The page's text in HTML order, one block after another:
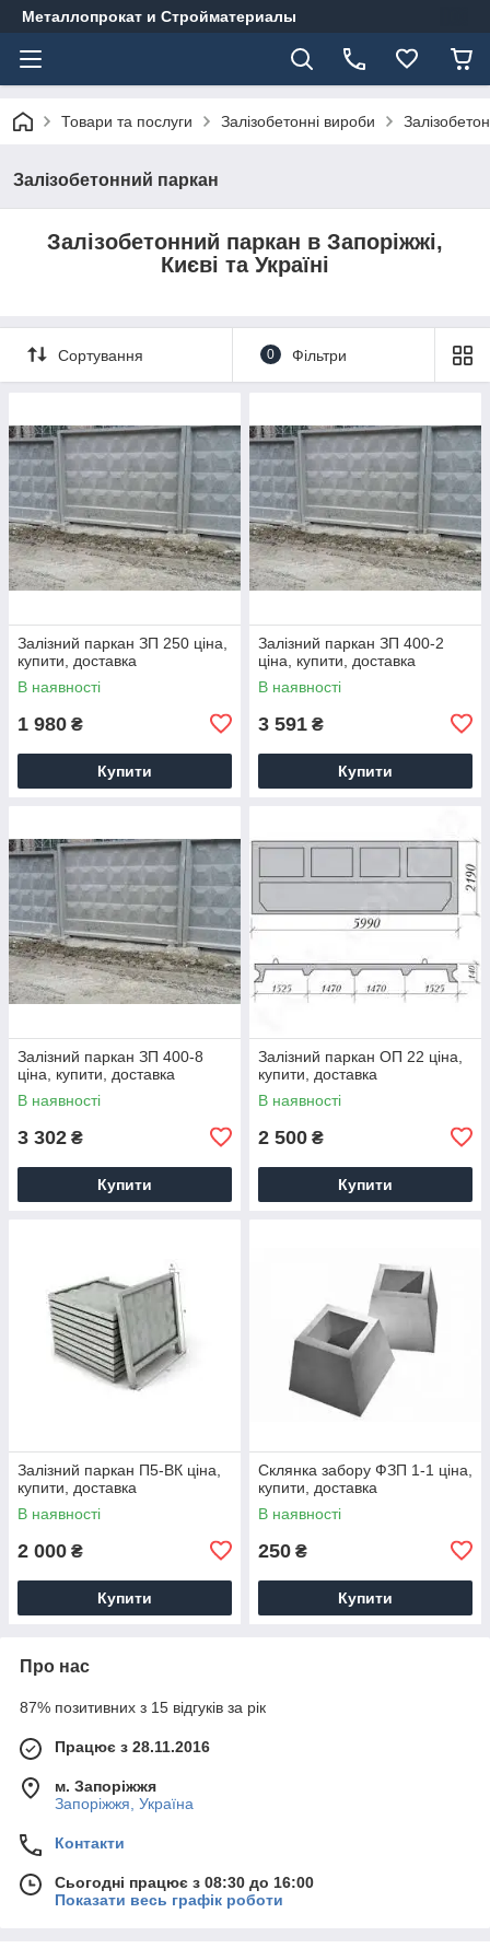
Металлопрокат и Стройматериалы
Товари та послуги Залізобетонні вироби
Залізобетонний паркан
Залізобетонний паркан в Запоріжжі,
Києві та Україні
Сортування 0 Фільтри
Залізний паркан ЗП 250 ціна,
купити, доставка
В наявності
1 980 ₴
Купити
Залізний паркан ЗП 400-2
ціна, купити, доставка
В наявності
3 591 ₴
Купити
Залізний паркан ЗП 400-8
ціна, купити, доставка
В наявності
3 302 ₴
Купити
Залізний паркан ОП 22 ціна,
купити, доставка
В наявності
2 500 ₴
Купити
Залізний паркан П5-ВК ціна,
купити, доставка
В наявності
2 000 ₴
Купити
Склянка забору ФЗП 1-1 ціна,
купити, доставка
В наявності
250 ₴
Купити
Про нас
87% позитивних з 15 відгуків за рік
Працює з 28.11.2016
м. Запоріжжя
Запоріжжя, Україна
Контакти
Сьогодні працює з 08:30 до 16:00
Показати весь графік роботи